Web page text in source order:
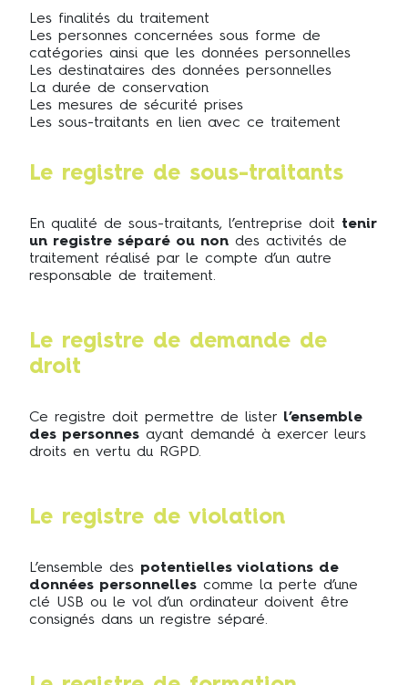
Les finalités du traitement
Les personnes concernées sous forme de
catégories ainsi que les données personnelles
Les destinataires des données personnelles
La durée de conservation
Les mesures de sécurité prises
Les sous-traitants en lien avec ce traitement
Le registre de sous-traitants
En qualité de sous-traitants, l’entreprise doit tenir
un registre séparé ou non des activités de
traitement réalisé par le compte d’un autre
responsable de traitement.
Le registre de demande de
droit
Ce registre doit permettre de lister l’ensemble
des personnes ayant demandé à exercer leurs
droits en vertu du RGPD.
Le registre de violation
L’ensemble des potentielles violations de
données personnelles comme la perte d’une
clé USB ou le vol d’un ordinateur doivent être
consignés dans un registre séparé.